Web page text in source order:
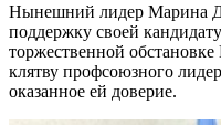
Нынешний лидер Марина
поддержку своей
торжественной
клятву профсоюзного
оказанное ей доверие.